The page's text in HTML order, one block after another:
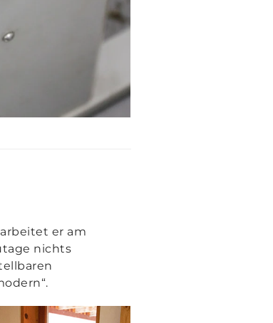
er am
nichts